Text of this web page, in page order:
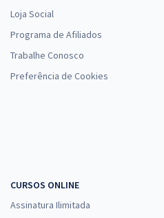
Loja Social
Programa de Afiliados
Trabalhe Conosco
Preferência de Cookies
CURSOS ONLINE
Assinatura Ilimitada